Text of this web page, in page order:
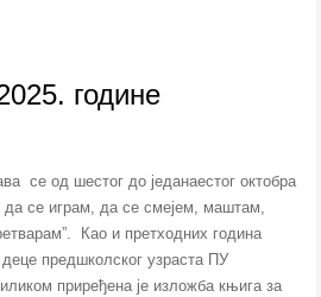
године
се од шестог до једанаестог октобра
се играм, да се смејем, маштам,
Као и претходних година
предшколског узраста ПУ
приређена је изложба књига за